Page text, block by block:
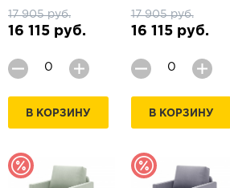
17 905 руб.
16 115 руб.
В КОРЗИНУ
17 905 руб.
16 115 руб.
В КОРЗИНУ